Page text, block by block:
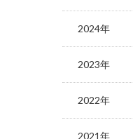
2024年
2023年
2022年
2021年